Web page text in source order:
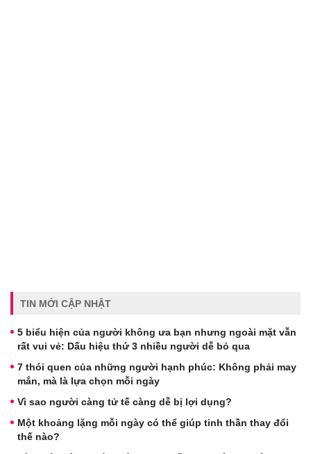
TIN MỚI CẬP NHẬT
5 biểu hiện của người không ưa bạn nhưng ngoài mặt vẫn
rất vui vẻ: Dấu hiệu thứ 3 nhiều người dễ bỏ qua
7 thói quen của những người hạnh phúc: Không phải may
mắn, mà là lựa chọn mỗi ngày
Vì sao người càng tử tế càng dễ bị lợi dụng?
Một khoảng lặng mỗi ngày có thể giúp tinh thần thay đổi
thế nào?